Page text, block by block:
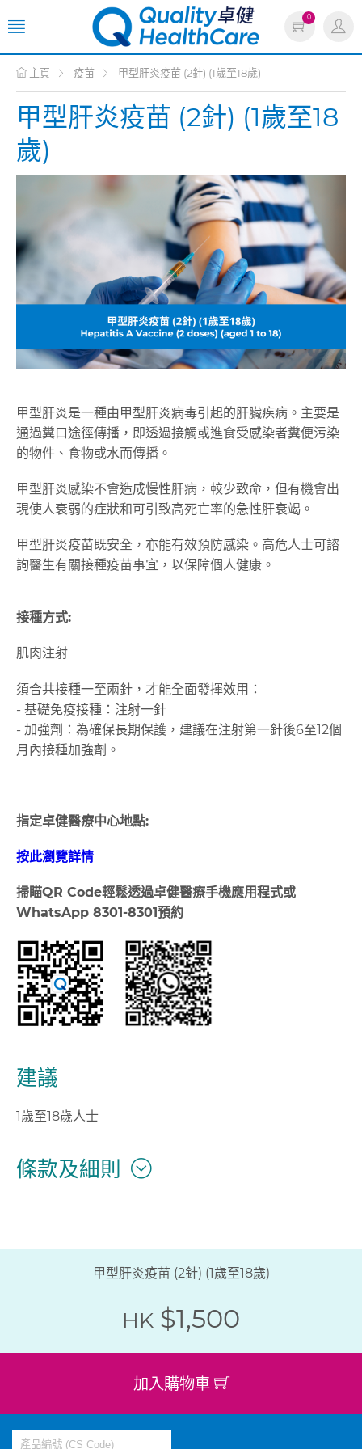
0
主頁 疫苗 甲型肝炎疫苗 (2針) (1歲至18歲)
甲型肝炎疫苗 (2針) (1歲至18
歲)
甲型肝炎是一種由甲型肝炎病毒引起的肝臟疾病。主要是
通過糞口途徑傳播，即透過接觸或進食受感染者糞便污染
的物件、食物或水而傳播。
甲型肝炎感染不會造成慢性肝病，較少致命，但有機會出
現使人衰弱的症狀和可引致高死亡率的急性肝衰竭。
甲型肝炎疫苗既安全，亦能有效預防感染。高危人士可諮
詢醫生有關接種疫苗事宜，以保障個人健康。
接種方式:
肌肉注射
須合共接種一至兩針，才能全面發揮效用：
- 基礎免疫接種：注射一針
- 加強劑：為確保長期保護，建議在注射第一針後6至12個
月內接種加強劑。
指定卓健醫療中心地點:
按此瀏覽詳情
掃瞄QR Code輕鬆透過卓健醫療手機應用程式或
WhatsApp 8301-8301預約
建議
1歲至18歲人士
條款及細則
甲型肝炎疫苗 (2針) (1歲至18歲)
HK $1,500
加入購物車